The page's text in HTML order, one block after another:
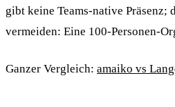
gibt keine Teams-native Präsenz;
vermeiden: Eine 100-Personen-
Ganzer Vergleich: amaiko vs